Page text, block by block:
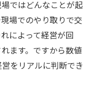
ではどんなことが起
場でのやり取りで交
によって経営が回
ます。ですから数値
をリアルに判断でき